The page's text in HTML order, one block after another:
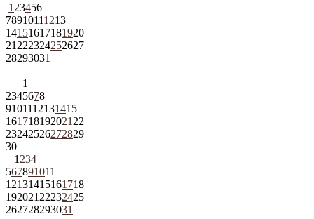
1 23456
78910111213
14151617181920
21 222324252627
28293031
1
2345678
9101112131415
161718192021 22
23242526272829
30
1 234
567891011
12131415161718
192021 22232425
262728293031